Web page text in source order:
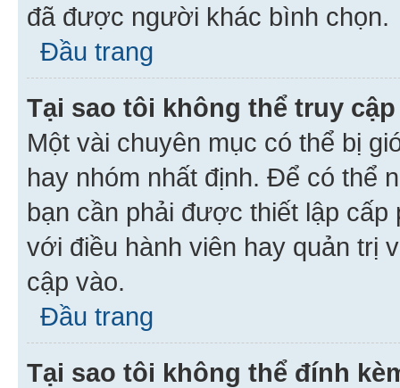
đã được người khác bình chọn.
Đầu trang
Tại sao tôi không thể truy
Một vài chuyên mục có thể bị
hay nhóm nhất định. Để có thể
bạn cần phải được thiết lập
với điều hành viên hay quản trị
cập vào.
Đầu trang
Tại sao tôi không thể đính